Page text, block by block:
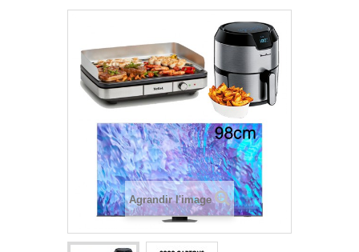
Agrandir l'image